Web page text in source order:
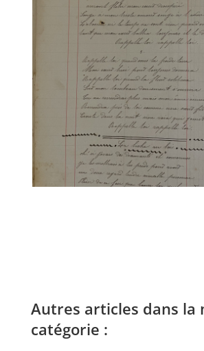
Autres articles dans la
catégorie :